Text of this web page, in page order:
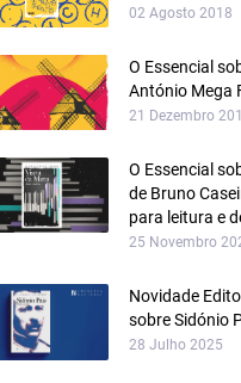
02 Agosto 2018
O Essencial
António Mega
21 Dezembro
O Essencial
de Bruno
para leitura e
25 Novembro
Novidade
sobre Sidónio
28 Julho 2025